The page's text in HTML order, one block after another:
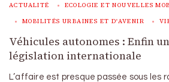
ACTUALITÉ ECOLOGIE ET NOUVELLES
MOBILITÉS URBAINES ET D'AVENIR
Véhicules autonomes : Enfin
législation internationale
L’affaire est presque passée sous les